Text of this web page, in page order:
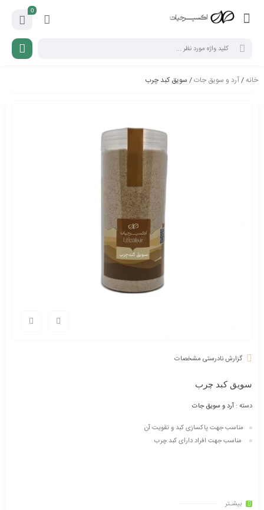
0
خانه/آرد و سویق جات/ سویق کبد چرب
گزارش نادرستی مشخصات
سویق کبد چرب
دسته : آرد و سویق جات
مناسب جهت پاکسازی کبد و تقویت آن
مناسب جهت افراد دارای کبد چرب
بیشـتر